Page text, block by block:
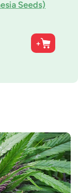
Seeds)